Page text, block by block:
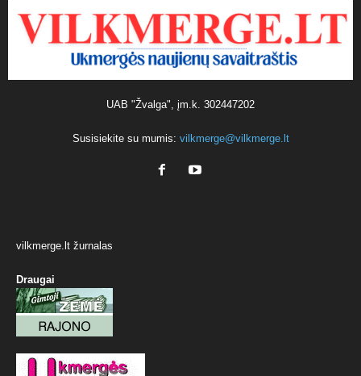
UAB "Žvalga", įm.k. 302447202
Susisiekite su mumis: vilkmerge@vilkmerge.lt
vilkmerge.lt žurnalas
Draugai